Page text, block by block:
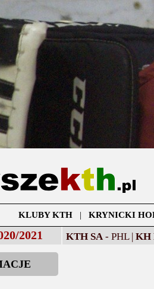
KLUBY KTH| KRYNICKI
2021 KTH SA - PHL | KH